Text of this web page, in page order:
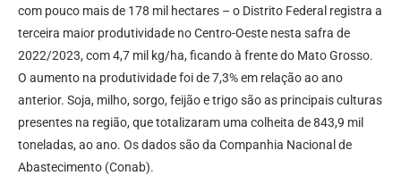
com pouco mais de 178 mil hectares – o Distrito Federal registra a
terceira maior produtividade no Centro-Oeste nesta safra de
2022/2023, com 4,7 mil kg/ha, ficando à frente do Mato Grosso.
O aumento na produtividade foi de 7,3% em relação ao ano
anterior. Soja, milho, sorgo, feijão e trigo são as principais culturas
presentes na região, que totalizaram uma colheita de 843,9 mil
toneladas, ao ano. Os dados são da Companhia Nacional de
Abastecimento (Conab).